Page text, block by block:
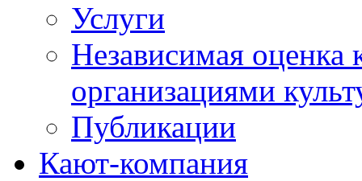
Услуги
Независимая оценка
организациями
Публикации
Кают-компания